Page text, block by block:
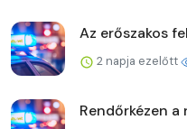
Az erőszakos
2 napja ezelőtt
Rendőrkézen